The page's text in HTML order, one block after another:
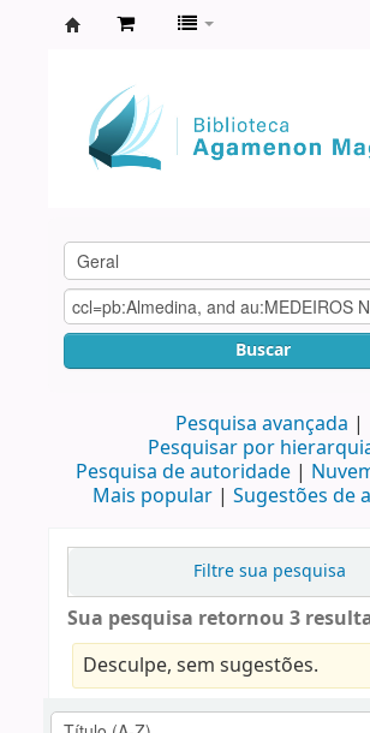
Agamenon
Magalhães
Buscar
Pesquisa avançada
Pesquisar por
Pesquisa de autoridade
Mais popular
Sugestões de
Filtre sua pesquisa
Sua pesquisa retornou 3
Desculpe, sem sugestões.